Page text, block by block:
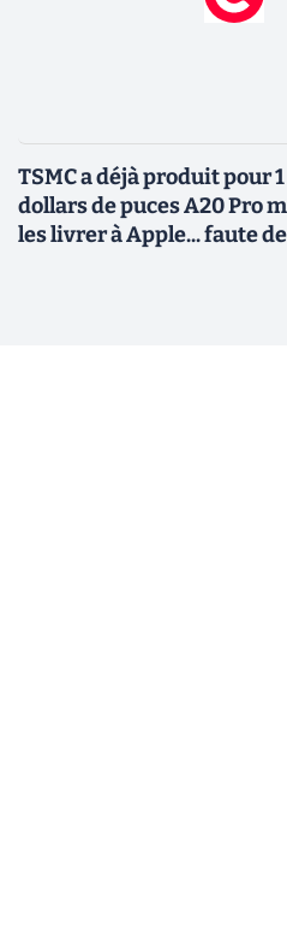
TSMC a déjà produit pour
dollars de puces A20 Pro
les livrer à Apple... faute